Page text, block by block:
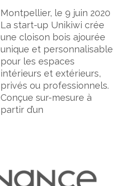
Montpellier, le 9 juin 2020
La start-up Unikiwi crée
une cloison bois ajourée
unique et personnalisable
pour les espaces
intérieurs et extérieurs,
privés ou professionnels.
Conçue sur-mesure à
partir d’un